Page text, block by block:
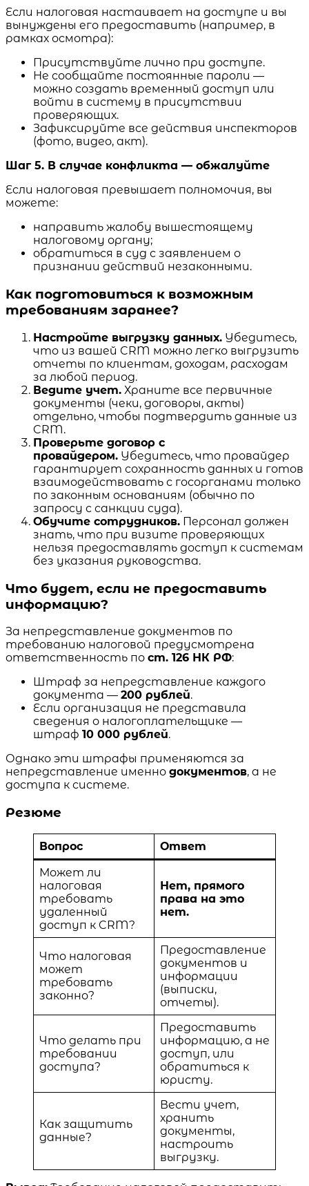
Если налоговая настаивает на доступе и вы
вынуждены его предоставить (например, в
рамках осмотра):
Присутствуйте лично при доступе.
Не сообщайте постоянные пароли —
можно создать временный доступ или
войти в систему в присутствии
проверяющих.
Зафиксируйте все действия инспекторов
(фото, видео, акт).
Шаг 5. В случае конфликта — обжалуйте
Если налоговая превышает полномочия, вы
можете:
направить жалобу вышестоящему
налоговому органу;
обратиться в суд с заявлением о
признании действий незаконными.
Как подготовиться к возможным
требованиям заранее?
Настройте выгрузку данных. Убедитесь,
что из вашей CRM можно легко выгрузить
отчеты по клиентам, доходам, расходам
за любой период.
Ведите учет. Храните все первичные
документы (чеки, договоры, акты)
отдельно, чтобы подтвердить данные из
CRM.
Проверьте договор с
провайдером. Убедитесь, что провайдер
гарантирует сохранность данных и готов
взаимодействовать с госорганами только
по законным основаниям (обычно по
запросу с санкции суда).
Обучите сотрудников. Персонал должен
знать, что при визите проверяющих
нельзя предоставлять доступ к системам
без указания руководства.
Что будет, если не предоставить
информацию?
За непредставление документов по
требованию налоговой предусмотрена
ответственность по ст. 126 НК РФ:
Штраф за непредставление каждого
документа — 200 рублей.
Если организация не представила
сведения о налогоплательщике —
штраф 10 000 рублей.
Однако эти штрафы применяются за
непредставление именно документов, а не
доступа к системе.
Резюме
Вопрос
Ответ
Может ли
налоговая
требовать
удаленный
доступ к CRM?
Нет, прямого
права на это
нет.
Что налоговая
может
требовать
законно?
Предоставление
документов и
информации
(выписки,
отчеты).
Что делать при
требовании
доступа?
Предоставить
информацию, а не
доступ, или
обратиться к
юристу.
Как защитить
данные?
Вести учет,
хранить
документы,
настроить
выгрузку.